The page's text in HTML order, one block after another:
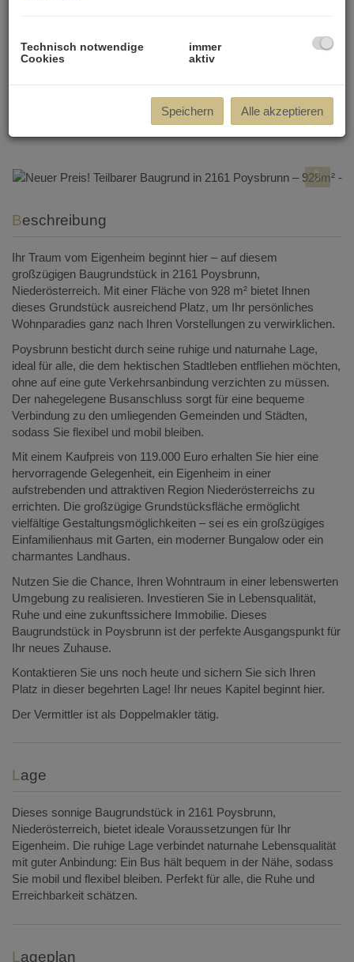
Beschreibung
Ihr Traum vom Eigenheim beginnt hier – auf diesem
großzügigen Baugrundstück in 2161 Poysbrunn,
Niederösterreich. Mit einer Fläche von 928 m² bietet Ihnen
dieses Grundstück ausreichend Platz, um Ihr persönliches
Wohnparadies ganz nach Ihren Vorstellungen zu verwirklichen.
Poysbrunn besticht durch seine ruhige und naturnahe Lage,
ideal für alle, die dem hektischen Stadtleben entfliehen möchten,
ohne auf eine gute Verkehrsanbindung verzichten zu müssen.
Der nahegelegene Busanschluss sorgt für eine bequeme
Verbindung zu den umliegenden Gemeinden und Städten,
sodass Sie flexibel und mobil bleiben.
Mit einem Kaufpreis von 119.000 Euro erhalten Sie hier eine
hervorragende Gelegenheit, ein Eigenheim in einer
aufstrebenden und attraktiven Region Niederösterreichs zu
errichten. Die großzügige Grundstücksfläche ermöglicht
vielfältige Gestaltungsmöglichkeiten – sei es ein großzügiges
Einfamilienhaus mit Garten, ein moderner Bungalow oder ein
charmantes Landhaus.
Nutzen Sie die Chance, Ihren Wohntraum in einer lebenswerten
Umgebung zu realisieren. Investieren Sie in Lebensqualität,
Ruhe und eine zukunftssichere Immobilie. Dieses
Baugrundstück in Poysbrunn ist der perfekte Ausgangspunkt für
Ihr neues Zuhause.
Kontaktieren Sie uns noch heute und sichern Sie sich Ihren
Platz in dieser begehrten Lage! Ihr neues Kapitel beginnt hier.
Der Vermittler ist als Doppelmakler tätig.
Lage
Dieses sonnige Baugrundstück in 2161 Poysbrunn,
Niederösterreich, bietet ideale Voraussetzungen für Ihr
Eigenheim. Die ruhige Lage verbindet naturnahe Lebensqualität
mit guter Anbindung: Ein Bus hält bequem in der Nähe, sodass
Sie mobil und flexibel bleiben. Perfekt für alle, die Ruhe und
Erreichbarkeit schätzen.
Lageplan
Technisch notwendige
Cookies
immer
aktiv
Speichern Alle akzeptieren